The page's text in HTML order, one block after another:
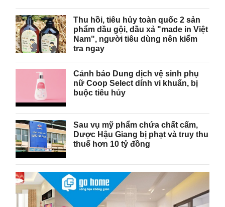
Thu hồi, tiêu hủy toàn quốc 2 sản
phẩm dầu gội, dầu xả "made in Việt
Nam", người tiêu dùng nên kiểm
tra ngay
Cảnh báo Dung dịch vệ sinh phụ
nữ Coop Select dính vi khuẩn, bị
buộc tiêu hủy
Sau vụ mỹ phẩm chứa chất cấm,
Dược Hậu Giang bị phạt và truy thu
thuế hơn 10 tỷ đồng